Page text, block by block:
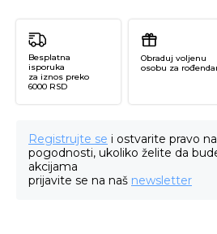
Besplatna
isporuka
za iznos preko
6000 RSD
Obraduj voljenu
osobu za
Registrujte se i ostvarite pravo
pogodnosti, ukoliko želite da
akcijama
prijavite se na naš newsletter